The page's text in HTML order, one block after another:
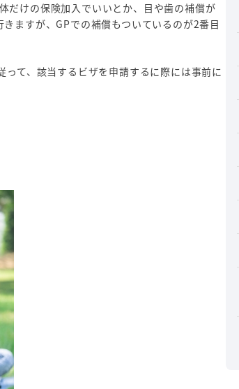
だけの保険加入でいいとか、目や歯の補償が
ますが、GPでの補償もついているのが2番目
て、該当するビザを申請するに際には事前に